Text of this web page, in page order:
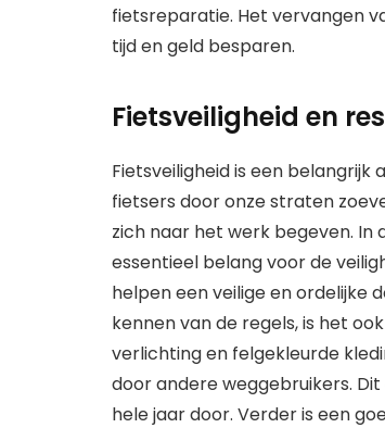
fietsreparatie. Het vervangen
tijd en geld besparen.
Fietsveiligheid en
Fietsveiligheid is een belangrijk
fietsers door onze straten
zich naar het werk begeven. In
essentieel belang voor de
helpen een veilige en ordelijke
kennen van de regels, is het
verlichting en felgekleurde
door andere weggebruikers.
hele jaar door. Verder is een